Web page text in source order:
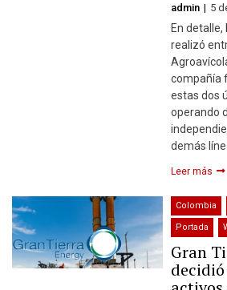
admin 5
En
realizó
compañía
estas dos
operando
demás
Leer más
Colombia
Portada
Gran